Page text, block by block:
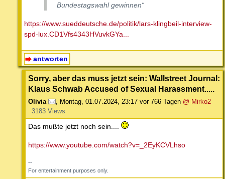
Bundestagswahl gewinnen“
https://www.sueddeutsche.de/politik/lars-klingbeil-interview-
spd-lux.CD1Vfs4343HVuvkGYa...
antworten
Sorry, aber das muss jetzt sein: Wallstreet Journal:
Klaus Schwab Accused of Sexual Harassment.....
Olivia , Montag, 01.07.2024, 23:17 vor 766 Tagen @ Mirko2
3183 Views
Das mußte jetzt noch sein....
https://www.youtube.com/watch?v=_2EyKCVLhso
--
For entertainment purposes only.